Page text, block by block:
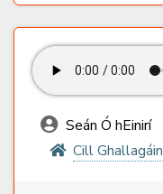
Seán Ó hEinirí
Cill Ghallagáin